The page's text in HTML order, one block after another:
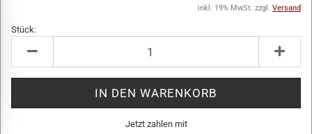
inkl. 19% MwSt. zzgl. Versand
Stück:
Jetzt zahlen mit